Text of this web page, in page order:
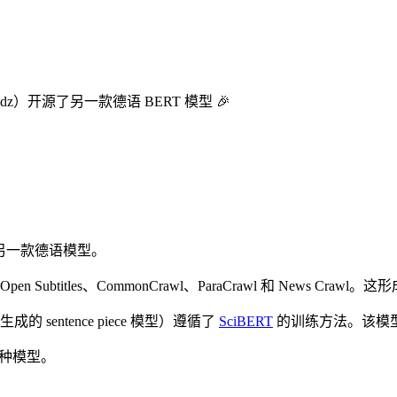
）开源了另一款德语 BERT 模型 🎉
款德语模型。
Subtitles、CommonCrawl、ParaCrawl 和 News Crawl。这
的 sentence piece 模型）遵循了 SciBERT 的训练方法。该模
模型。